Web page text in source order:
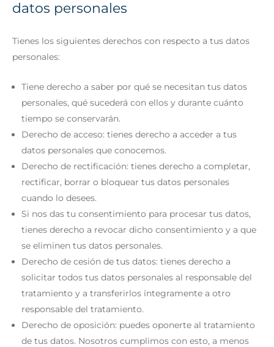
datos personales
Tienes los siguientes derechos con respecto a tus datos
personales:
Tiene derecho a saber por qué se necesitan tus datos
personales, qué sucederá con ellos y durante cuánto
tiempo se conservarán.
Derecho de acceso: tienes derecho a acceder a tus
datos personales que conocemos.
Derecho de rectificación: tienes derecho a completar,
rectificar, borrar o bloquear tus datos personales
cuando lo desees.
Si nos das tu consentimiento para procesar tus datos,
tienes derecho a revocar dicho consentimiento y a que
se eliminen tus datos personales.
Derecho de cesión de tus datos: tienes derecho a
solicitar todos tus datos personales al responsable del
tratamiento y a transferirlos íntegramente a otro
responsable del tratamiento.
Derecho de oposición: puedes oponerte al tratamiento
de tus datos. Nosotros cumplimos con esto, a menos